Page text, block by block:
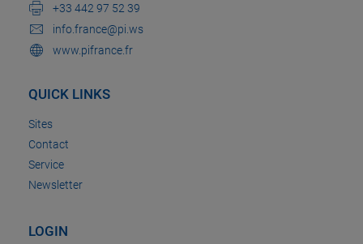
+33 442 97 52 39
info.france@pi.ws
www.pifrance.fr
QUICK LINKS
Sites
Contact
Service
Newsletter
LOGIN